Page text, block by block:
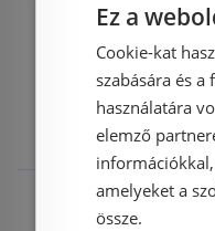
Raktáron
Ez a
Cookie-kat
szabására és
használatára
elemző
amelyeket a
össze.